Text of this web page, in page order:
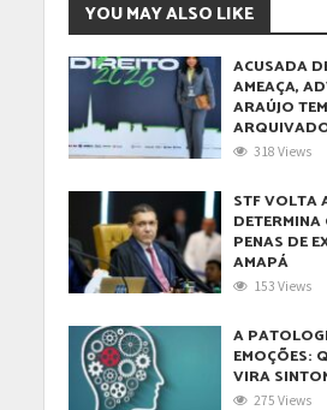
YOU MAY ALSO LIKE
ACUSADA
AMEAÇA,
ARAÚJO
318 Views
STF VOLTA
PENAS DE
AMAPÁ
153 Views
A
EMOÇÕES:
VIRA
275 Views